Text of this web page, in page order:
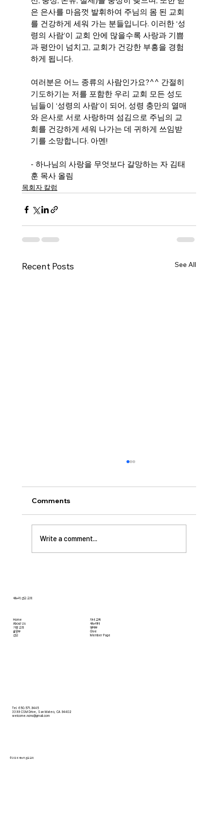
은 은사를 마음껏 발휘하여 주님의 몸 된 교회
를 건강하게 세워 가는 분들입니다. 이러한 ‘성
령의 사람’이 교회 안에 많을수록 사랑과 기쁨
과 평안이 넘치고, 교회가 건강한 부흥을 경험
하게 됩니다.
여러분은 어느 종류의 사람인가요?^^ 간절히
기도하기는 저를 포함한 우리 교회 모든 성도
님들이 ‘성령의 사람’이 되어, 성령 충만의 열매
와 은사로 서로 사랑하며 섬김으로 주님의 교
회를 건강하게 세워 나가는 데 귀하게 쓰임받
기를 소망합니다. 아멘!
- 하나님의 사랑을 무엇보다 갈망하는 자 김태
훈 목사 올림
목회자 칼럼
Recent Posts See All
사랑하는 성도 여러분! 하나님께서 가장 싫어하
시는 것이 무엇일가요? 모두가 아시는 대로 바로
교만입니다. 이번 새벽기도 본문인 에스겔에서도
교만으로 인해 하나님의 거룩한 진노가 애굽과
Comments
Write a comment...
Home
About Us
​가정 교회
​삶공부
​선교
자녀 교육
새누리터
영어부
Give
Member Page
Tel. 650.571.9445
3399 CSM Drive, San Mateo, CA 94402
welcome.ncmc@gmail.com
© 2026 새누리 선교 교회
새누리 선교 교회